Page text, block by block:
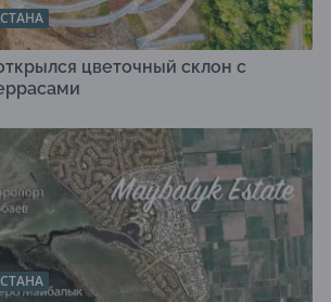
цветочный склон с